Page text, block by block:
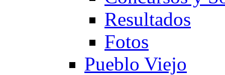
Resultados
Fotos
Pueblo Viejo